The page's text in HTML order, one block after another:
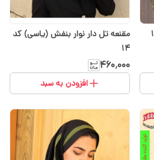
مقنعه تل دار نوار بنفش (یاسی) کد
۱۴
۴۶۰٬۰۰۰
افزودن به سبد